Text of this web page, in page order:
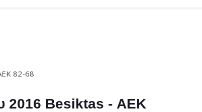
2016 Besiktas - ΑΕΚ